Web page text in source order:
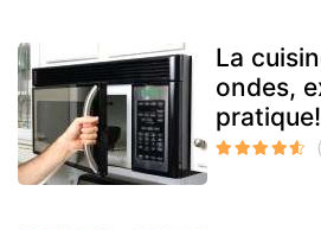
La
ondes,
pratique!